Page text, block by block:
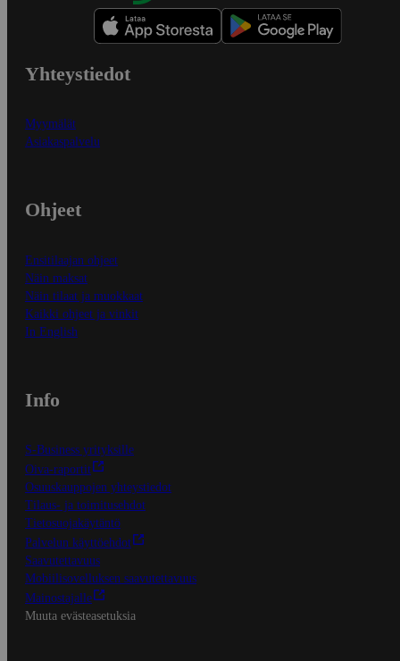
Yhteystiedot
Myymälät
Asiakaspalvelu
Ohjeet
Ensitilaajan ohjeet
Näin maksat
Näin tilaat ja muokkaat
Kaikki ohjeet ja vinkit
In English
Info
S-Business yrityksille
Oiva-raportit
Osuuskauppojen yhteystiedot
Tilaus- ja toimitusehdot
Tietosuojakäytäntö
Palvelun käyttöehdot
Saavutettavuus
Mobiilisovelluksen saavutettavuus
Mainostajalle
Muuta evästeasetuksia